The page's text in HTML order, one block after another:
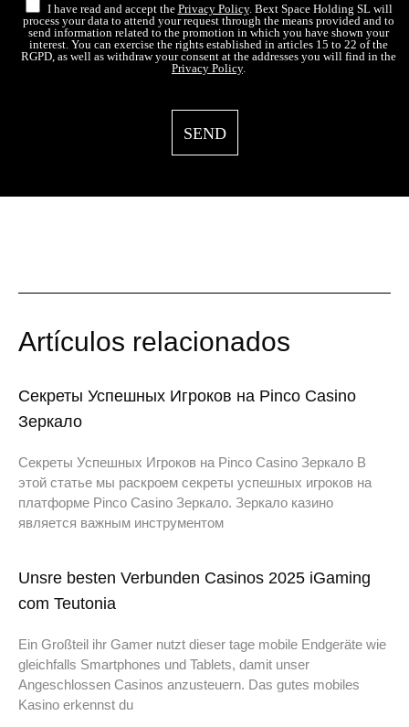
I have read and accept the Privacy Policy. Bext Space Holding SL will
process your data to attend your request through the means provided and to
send information related to the promotion in which you have shown your
interest. You can exercise the rights established in articles 15 to 22 of the
RGPD, as well as withdraw your consent at the addresses you will find in the
Privacy Policy.
Artículos relacionados
Секреты Успешных Игроков на Pinco Casino
Зеркало
Секреты Успешных Игроков на Pinco Casino Зеркало В
этой статье мы раскроем секреты успешных игроков на
платформе Pinco Casino Зеркало. Зеркало казино
является важным инструментом
Unsre besten Verbunden Casinos 2025 iGaming
com Teutonia
Ein Großteil ihr Gamer nutzt dieser tage mobile Endgeräte wie
gleichfalls Smartphones und Tablets, damit unser
Angeschlossen Casinos anzusteuern. Das gutes mobiles
Kasino erkennst du